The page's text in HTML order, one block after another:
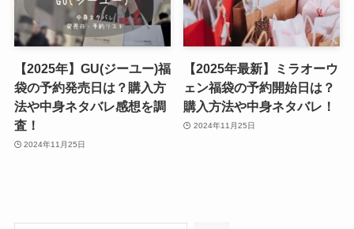
【2025年】GU(ジーユー)福
袋の予約発売日は？購入方
法や中身ネタバレ感想を調
査！
2024年11月25日
【2025年最新】ミラオーウ
ェン福袋の予約開始日は？
購入方法や中身ネタバレ！
2024年11月25日